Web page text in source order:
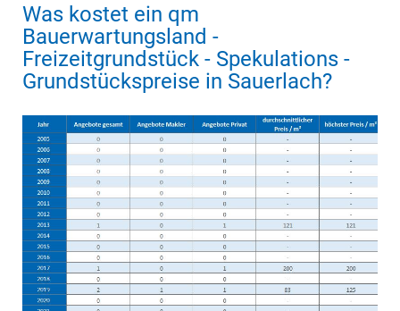
Was kostet ein qm
Bauerwartungsland -
Freizeitgrundstück - Spekulations -
Grundstückspreise in Sauerlach?